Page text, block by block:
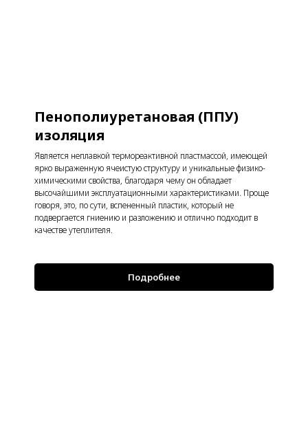
Пенополиуретановая (ППУ)
изоляция
Является неплавкой термореактивной пластмассой, имеющей
ярко выраженную ячеистую структуру и уникальные физико-
химическими свойства, благодаря чему он обладает
высочайшими эксплуатационными характеристиками. Проще
говоря, это, по сути, вспененный пластик, который не
подвергается гниению и разложению и отлично подходит в
качестве утеплителя.
Подробнее